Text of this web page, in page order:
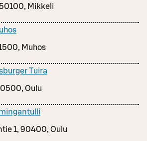
Mikkeli
Muhos
Tuira
Oulu
1, 90400, Oulu